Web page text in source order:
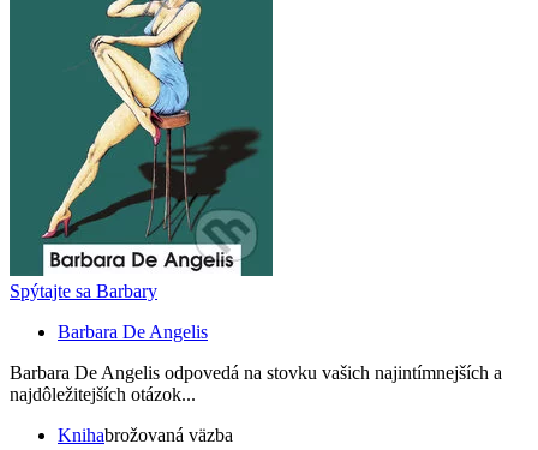
Spýtajte sa Barbary
Barbara De Angelis
Barbara De Angelis odpovedá na stovku vašich najintímnejších a
najdôležitejších otázok...
Knihabrožovaná väzba